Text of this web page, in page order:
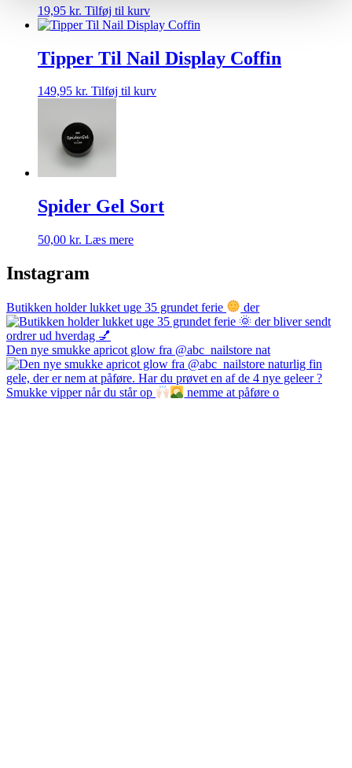
19,95 kr. Tilføj til kurv
Tipper Til Nail Display Coffin
149,95 kr. Tilføj til kurv
Spider Gel Sort
50,00 kr. Læs mere
Instagram
Butikken holder lukket uge 35 grundet ferie der
Den nye smukke apricot glow fra @abc_nailstore nat
Smukke vipper når du står op nemme at påføre o